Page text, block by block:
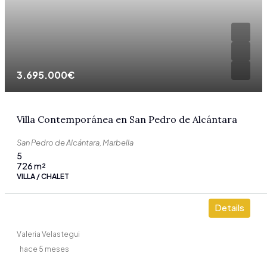
3.695.000€
Villa Contemporánea en San Pedro de Alcántara
San Pedro de Alcántara, Marbella
5
726m²
VILLA / CHALET
Details
Valeria Velastegui
hace 5 meses